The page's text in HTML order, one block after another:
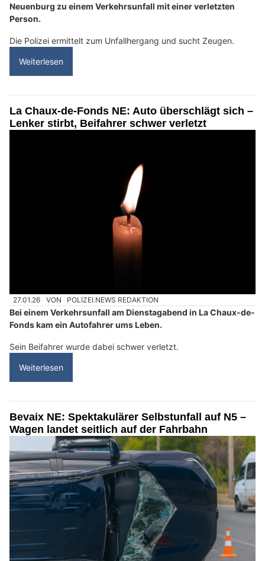
Neuenburg zu einem Verkehrsunfall mit einer verletzten
Person.
Die Polizei ermittelt zum Unfallhergang und sucht Zeugen.
Weiterlesen
La Chaux-de-Fonds NE: Auto überschlägt sich –
Lenker stirbt, Beifahrer schwer verletzt
27.01.26 VON POLIZEI.NEWS REDAKTION
Bei einem Verkehrsunfall am Dienstagabend in La Chaux-de-
Fonds kam ein Autofahrer ums Leben.
Sein Beifahrer wurde dabei schwer verletzt.
Weiterlesen
Bevaix NE: Spektakulärer Selbstunfall auf N5 –
Wagen landet seitlich auf der Fahrbahn